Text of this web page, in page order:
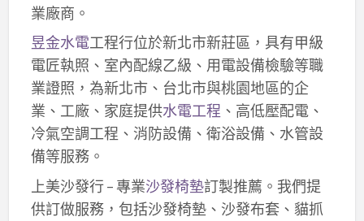
業廠商。
昱金水電工程行位於新北市新莊區，具有甲級
電匠執照、室內配線乙級、用電設備檢驗等職
業證照，為新北市、台北市與桃園地區的企
業、工廠、家庭提供水電工程 、高低壓配電、
冷氣空調工程、消防設備、衛浴設備、水管設
備等服務。
上美沙發行 – 專業沙發椅墊訂製推薦。我們提
供訂做服務，包括沙發椅墊、沙發布套、貓抓